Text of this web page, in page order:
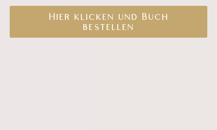
Hier klicken und Buch
bestellen